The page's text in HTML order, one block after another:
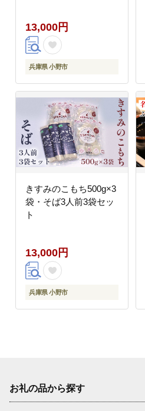
13,000円
兵庫県 小野市
きすみのこもち500g×3
袋・そば3人前3袋セッ
ト
13,000円
兵庫県 小野市
お礼の品から探す